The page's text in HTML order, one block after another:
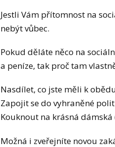
Jestli Vám přítomnost na
nebýt vůbec.
Pokud děláte něco na
a peníze, tak proč tam
Nasdílet, co jste měli k
Zapojit se do vyhraněné
Kouknout na krásná
Možná i zveřejníte novou